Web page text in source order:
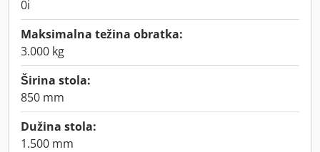
0i
Maksimalna težina obratka:
3.000 kg
Širina stola:
850 mm
Dužina stola:
1.500 mm